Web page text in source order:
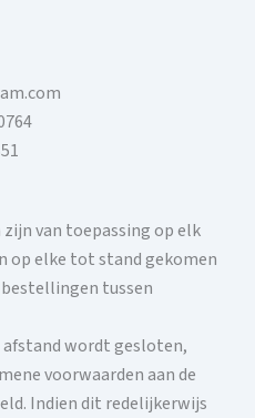
van toepassing op elk
op elke tot stand gekomen
tussen
wordt gesloten,
voorwaarden aan de
Indien dit redelijkerwijs